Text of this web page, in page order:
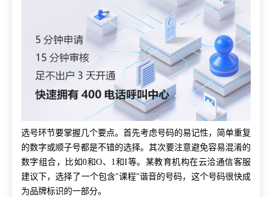
选号环节要掌握几个要点。首先考虑号码的易记性，简单重复
的数字或顺子号都是不错的选择。其次要注意避免容易混淆的
数字组合，比如0和O、1和I等。某教育机构在云洽通信客服
建议下，选择了一个包含"课程"谐音的号码，这个号码很快成
为品牌标识的一部分。